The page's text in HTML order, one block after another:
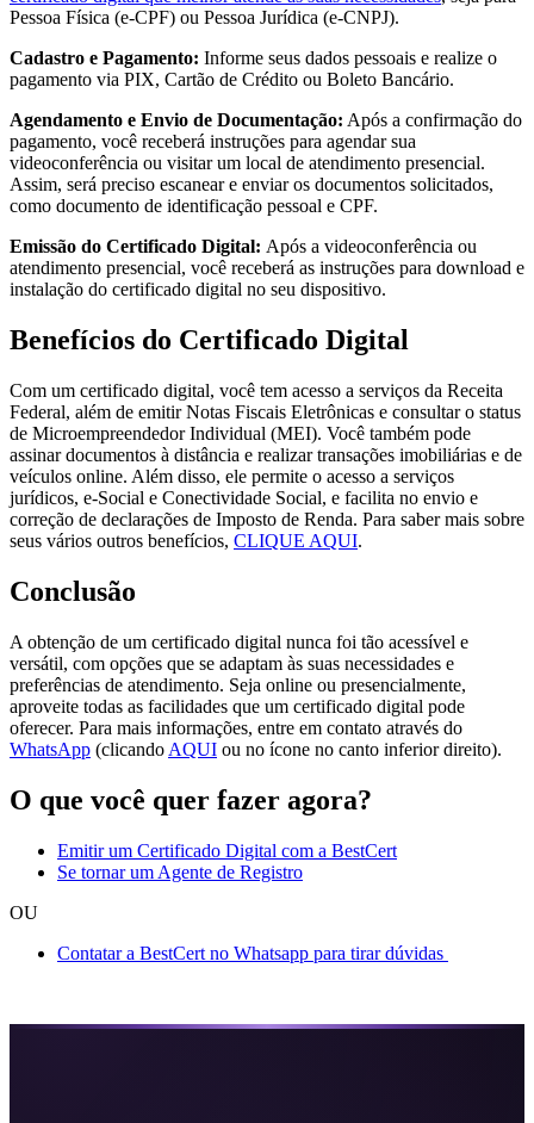
Pessoa Física (e-CPF) ou Pessoa Jurídica (e-CNPJ).
Cadastro e Pagamento: Informe seus dados pessoais e realize o
pagamento via PIX, Cartão de Crédito ou Boleto Bancário.
Agendamento e Envio de Documentação: Após a confirmação do
pagamento, você receberá instruções para agendar sua
videoconferência ou visitar um local de atendimento presencial.
Assim, será preciso escanear e enviar os documentos solicitados,
como documento de identificação pessoal e CPF.
Emissão do Certificado Digital: Após a videoconferência ou
atendimento presencial, você receberá as instruções para download e
instalação do certificado digital no seu dispositivo.
Benefícios do Certificado Digital
Com um certificado digital, você tem acesso a serviços da Receita
Federal, além de emitir Notas Fiscais Eletrônicas e consultar o status
de Microempreendedor Individual (MEI). Você também pode
assinar documentos à distância e realizar transações imobiliárias e de
veículos online. Além disso, ele permite o acesso a serviços
jurídicos, e-Social e Conectividade Social, e facilita no envio e
correção de declarações de Imposto de Renda. Para saber mais sobre
seus vários outros benefícios, CLIQUE AQUI.
Conclusão
A obtenção de um certificado digital nunca foi tão acessível e
versátil, com opções que se adaptam às suas necessidades e
preferências de atendimento. Seja online ou presencialmente,
aproveite todas as facilidades que um certificado digital pode
oferecer. Para mais informações, entre em contato através do
WhatsApp (clicando AQUI ou no ícone no canto inferior direito).
O que você quer fazer agora?
Emitir um Certificado Digital com a BestCert
Se tornar um Agente de Registro
OU
Contatar a BestCert no Whatsapp para tirar dúvidas